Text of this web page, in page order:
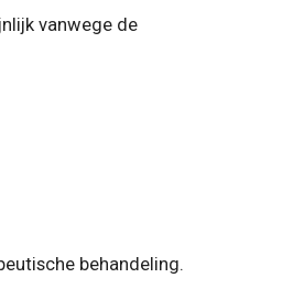
vanwege de
behandeling.